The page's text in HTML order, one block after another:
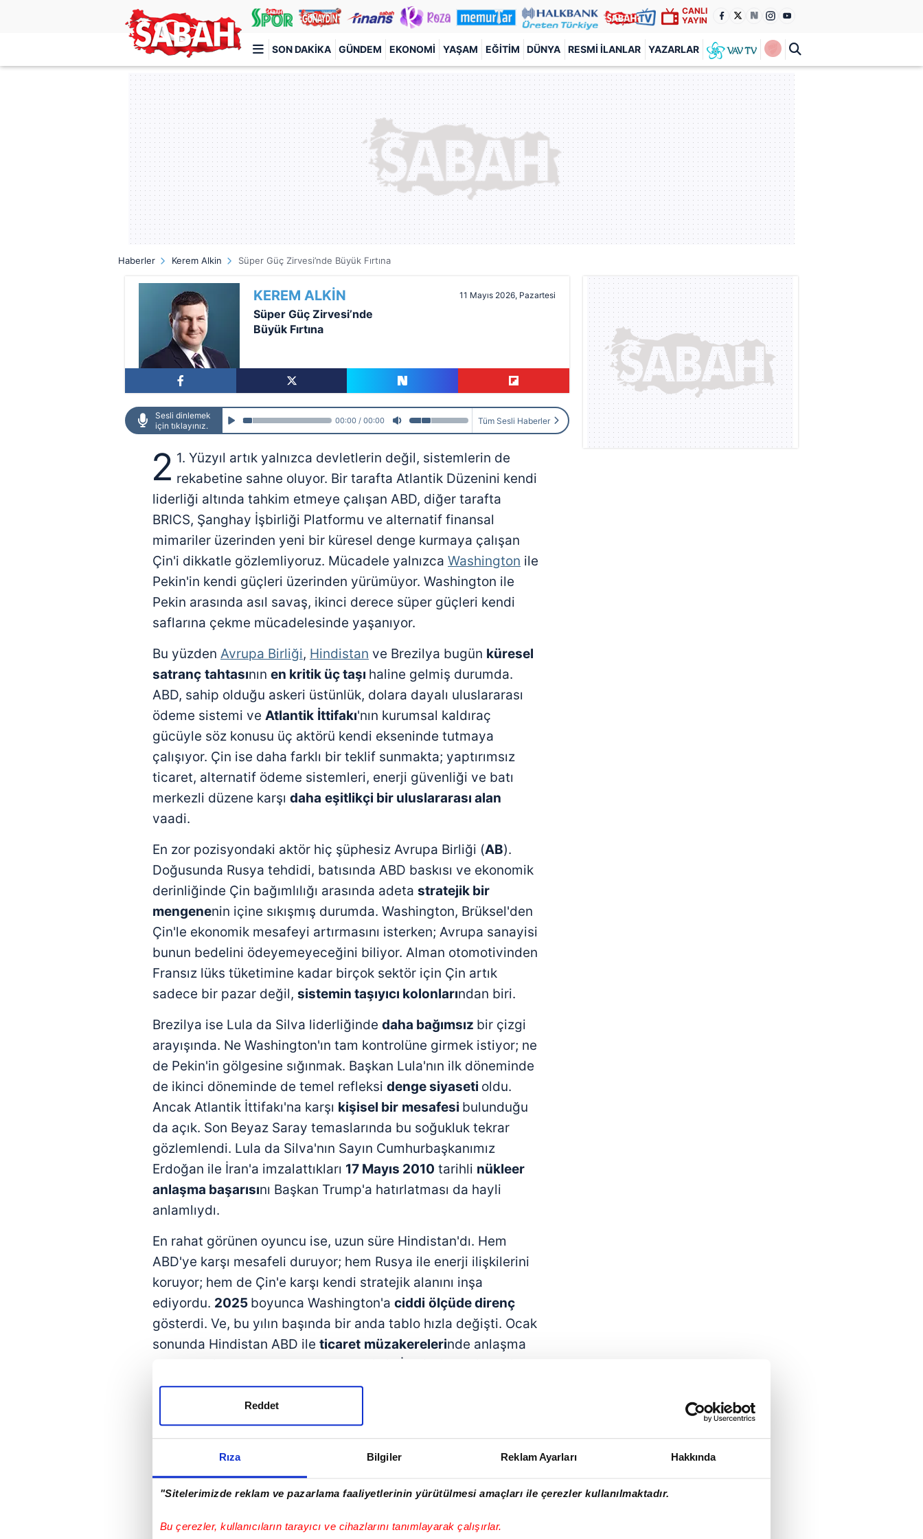
Rıza Bilgiler Reklam Ayarları Hakkında
"Sitelerimizde reklam ve pazarlama faaliyetlerinin yürütülmesi amaçları ile çerezler kullanılmaktadır.
Bu çerezler, kullanıcıların tarayıcı ve cihazlarını tanımlayarak çalışırlar.
Reddet
CANLI
YAYIN
SON DAKIKA GÜNDEM EKONOMI YAŞAM EĞITIM DÜNYA RESMI İLANLAR YAZARLAR
Türkiye'nin en iyi haber sitesi
Haberler Kerem Alkin Süper Güç Zirvesi’nde Büyük Fırtına
11 Mayıs 2026, Pazartesi
KEREM ALKİN
Süper Güç Zirvesi’nde
Büyük Fırtına
Sesli dinlemek
için tıklayınız.
00:00 00:00 Tüm Sesli Haberler
2 1. Yüzyıl artık yalnızca devletlerin değil, sistemlerin de
rekabetine sahne oluyor. Bir tarafta Atlantik Düzenini kendi
liderliği altında tahkim etmeye çalışan ABD, diğer tarafta
BRICS, Şanghay İşbirliği Platformu ve alternatif finansal
mimariler üzerinden yeni bir küresel denge kurmaya çalışan
Çin'i dikkatle gözlemliyoruz. Mücadele yalnızca Washington ile
Pekin'in kendi güçleri üzerinden yürümüyor. Washington ile
Pekin arasında asıl savaş, ikinci derece süper güçleri kendi
saflarına çekme mücadelesinde yaşanıyor.
Bu yüzden Avrupa Birliği, Hindistan ve Brezilya bugün küresel
satranç tahtasının en kritik üç taşı haline gelmiş durumda.
ABD, sahip olduğu askeri üstünlük, dolara dayalı uluslararası
ödeme sistemi ve Atlantik İttifakı'nın kurumsal kaldıraç
gücüyle söz konusu üç aktörü kendi ekseninde tutmaya
çalışıyor. Çin ise daha farklı bir teklif sunmakta; yaptırımsız
ticaret, alternatif ödeme sistemleri, enerji güvenliği ve batı
merkezli düzene karşı daha eşitlikçi bir uluslararası alan
vaadi.
En zor pozisyondaki aktör hiç şüphesiz Avrupa Birliği (AB).
Doğusunda Rusya tehdidi, batısında ABD baskısı ve ekonomik
derinliğinde Çin bağımlılığı arasında adeta stratejik bir
mengenenin içine sıkışmış durumda. Washington, Brüksel'den
Çin'le ekonomik mesafeyi artırmasını isterken; Avrupa sanayisi
bunun bedelini ödeyemeyeceğini biliyor. Alman otomotivinden
Fransız lüks tüketimine kadar birçok sektör için Çin artık
sadece bir pazar değil, sistemin taşıyıcı kolonlarından biri.
Brezilya ise Lula da Silva liderliğinde daha bağımsız bir çizgi
arayışında. Ne Washington'ın tam kontrolüne girmek istiyor; ne
de Pekin'in gölgesine sığınmak. Başkan Lula'nın ilk döneminde
de ikinci döneminde de temel refleksi denge siyaseti oldu.
Ancak Atlantik İttifakı'na karşı kişisel bir mesafesi bulunduğu
da açık. Son Beyaz Saray temaslarında bu soğukluk tekrar
gözlemlendi. Lula da Silva'nın Sayın Cumhurbaşkanımız
Erdoğan ile İran'a imzalattıkları 17 Mayıs 2010 tarihli nükleer
anlaşma başarısını Başkan Trump'a hatırlatması da hayli
anlamlıydı.
En rahat görünen oyuncu ise, uzun süre Hindistan'dı. Hem
ABD'ye karşı mesafeli duruyor; hem Rusya ile enerji ilişkilerini
koruyor; hem de Çin'e karşı kendi stratejik alanını inşa
ediyordu. 2025 boyunca Washington'a ciddi ölçüde direnç
gösterdi. Ve, bu yılın başında bir anda tablo hızla değişti. Ocak
sonunda Hindistan ABD ile ticaret müzakerelerinde anlaşma
ziyarettensadece üç gün sonraise İran Savaşı başladı.
getirdi: ABD–İsrail–Birleşik Arap Emirlikleri–Hindistan-Arjantin
ekseni. Hint Okyanusu'ndan Basra Körfezi'ne, Doğu
Akdeniz'den Atlantik'e uzanan bu
enerji, lojistik, savunma ve teknoloji işbirliği üzerinden
şekilleniyor.